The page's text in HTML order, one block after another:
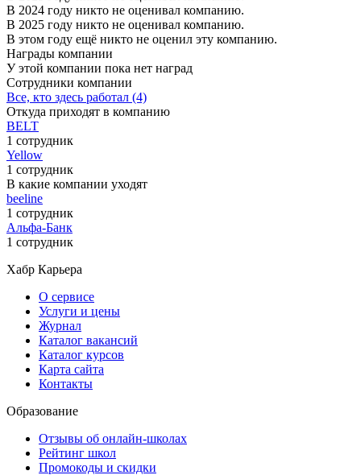
В 2024 году никто не оценивал компанию.
В 2025 году никто не оценивал компанию.
В этом году ещё никто не оценил эту компанию.
Награды компании
У этой компании пока нет наград
Сотрудники компании
Все, кто здесь работал (4)
Откуда приходят в компанию
BELT
1 сотрудник
Yellow
1 сотрудник
В какие компании уходят
beeline
1 сотрудник
Альфа-Банк
1 сотрудник
Хабр Карьера
О сервисе
Услуги и цены
Журнал
Каталог вакансий
Каталог курсов
Карта сайта
Контакты
Образование
Отзывы об онлайн-школах
Рейтинг школ
Промокоды и скидки